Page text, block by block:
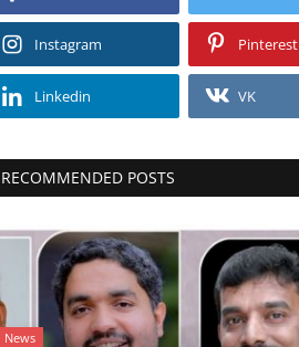
Instagram Pinterest
Linkedin VK
RECOMMENDED POSTS
News